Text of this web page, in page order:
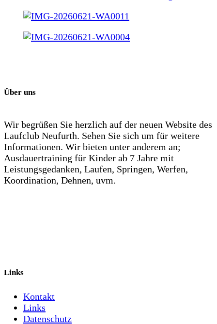
Über uns
Wir begrüßen Sie herzlich auf der neuen Website des
Laufclub Neufurth. Sehen Sie sich um für weitere
Informationen. Wir bieten unter anderem an;
Ausdauertraining für Kinder ab 7 Jahre mit
Leistungsgedanken, Laufen, Springen, Werfen,
Koordination, Dehnen, uvm.
Links
Kontakt
Links
Datenschutz